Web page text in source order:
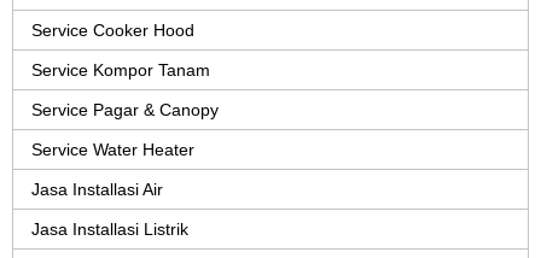
Service Cooker Hood
Service Kompor Tanam
Service Pagar & Canopy
Service Water Heater
Jasa Installasi Air
Jasa Installasi Listrik